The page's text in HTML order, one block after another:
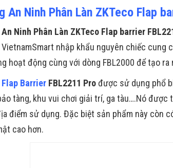
An Ninh Phân Làn ZKTeco Flap
An Ninh Phân Làn ZKTeco Flap barrier
nhập khẩu nguyên chiếc cung
hoạt động cùng với dòng FBL2000 để tạo ra
Flap Barrier FBL2211 Prođược sử dụng phổ
tàng, khu vui chơi giải trí, ga tàu….Nó
điểm sử dụng. Đặc biệt sản phẩm này còn
cao hơn.